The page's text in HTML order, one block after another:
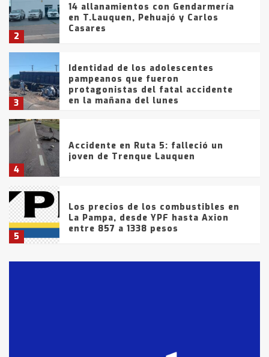
2
14 allanamientos con Gendarmería
en T.Lauquen, Pehuajó y Carlos
Casares
3
Identidad de los adolescentes
pampeanos que fueron
protagonistas del fatal accidente
en la mañana del lunes
4
Accidente en Ruta 5: falleció un
joven de Trenque Lauquen
5
Los precios de los combustibles en
La Pampa, desde YPF hasta Axion
entre 857 a 1338 pesos
fueron detenidos por